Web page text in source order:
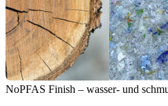
NoPFAS Finish – wasser- und